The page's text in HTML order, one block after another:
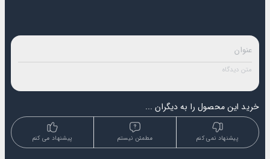
خرید این محصول را به دیگران ...
پیشنهاد می کنم مطمئن نیستم پیشنهاد نمی کنم